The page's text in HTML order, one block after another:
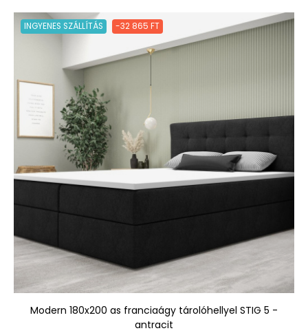
INGYENES SZÁLLÍTÁS -32 865 FT
Modern 180x200 as franciaágy tárolóhellyel STIG 5 -
antracit